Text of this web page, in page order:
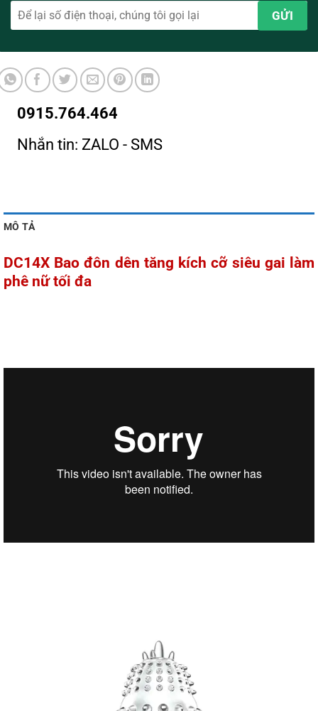
0915.764.464
Nhắn tin: ZALO - SMS
MÔ TẢ
DC14X Bao đôn dên tăng kích cỡ siêu gai làm
phê nữ tối đa